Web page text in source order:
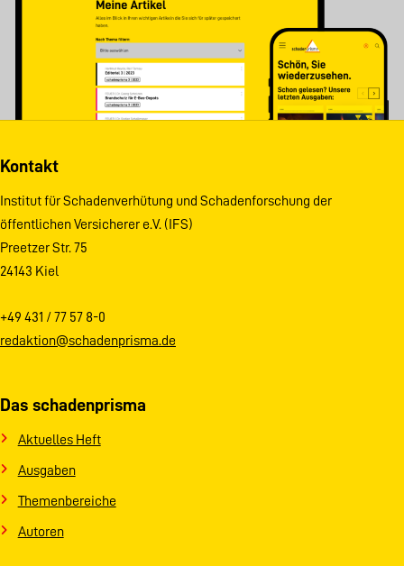
Kontakt
Institut für Schadenverhütung und Schadenforschung der
öffentlichen Versicherer e.V. (IFS)
Preetzer Str. 75
24143 Kiel
+49 431 / 77 57 8-0
redaktion@schadenprisma.de
Das schadenprisma
Aktuelles Heft
Ausgaben
Themenbereiche
Autoren